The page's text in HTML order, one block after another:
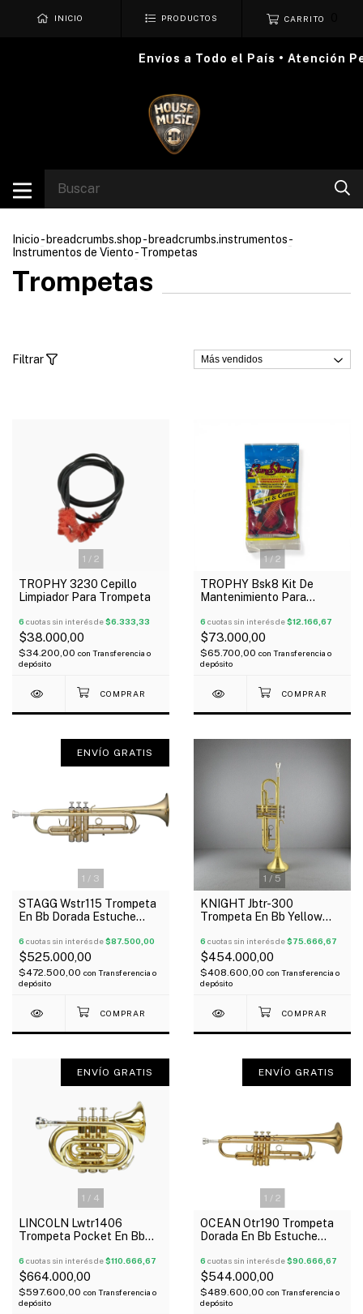
INICIO PRODUCTOS CARRITO
Envíos a Todo el País • Atención
Inicio- breadcrumbs.shop- breadcrumbs.instrumentos-
Instrumentos de Viento- Trompetas
Trompetas
Filtrar
1 / 2
TROPHY 3230 Cepillo
Limpiador Para Trompeta
6 cuotas sin interés de$6.333,33
$38.000,00
$34.200,00 con Transferencia o
depósito
1 / 2
TROPHY Bsk8 Kit De
Mantenimiento Para
6 cuotas sin interés de$12.166,67
$73.000,00
$65.700,00 con Transferencia o
depósito
1 / 3
ENVÍO GRATIS
STAGG Wstr115 Trompeta
En Bb Dorada Estuche
6 cuotas sin interés de$87.500,00
$525.000,00
$472.500,00 con Transferencia o
depósito
1 / 5
KNIGHT Jbtr-300
Trompeta En Bb Yellow
6 cuotas sin interés de$75.666,67
$454.000,00
$408.600,00 con Transferencia o
depósito
1 / 4
ENVÍO GRATIS
LINCOLN Lwtr1406
Trompeta Pocket En Bb
Accesorios Oferta!
6 cuotas sin interés de$110.666,67
$664.000,00
$597.600,00 con Transferencia o
depósito
1 / 2
ENVÍO GRATIS
OCEAN Otr190 Trompeta
Dorada En Bb Estuche
6 cuotas sin interés de$90.666,67
$544.000,00
$489.600,00 con Transferencia o
depósito